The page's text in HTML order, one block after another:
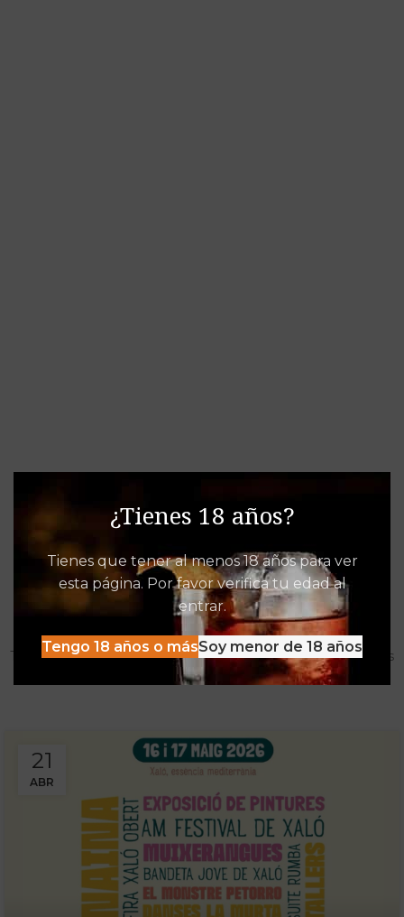
¿Tienes 18 años?
Tienes que tener al menos 18 años para ver
esta página. Por favor verifica tu edad al
entrar.
Tengo 18 años o másSoy menor de 18 años
Destacados de Vinalia
Mucho más que una Vinoteca
Tenemos las experiencias, descuentos y detacados pensados
para disfrutar al máximo de la oferta Vinalia
21
ABR